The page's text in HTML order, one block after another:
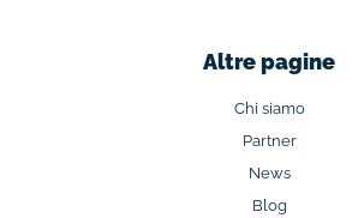
Altre pagine
Chi siamo
Partner
News
Blog